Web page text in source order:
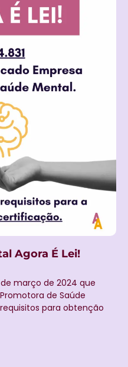
Agora É Lei!
de março de 2024 que
de Saúde
para obtenção